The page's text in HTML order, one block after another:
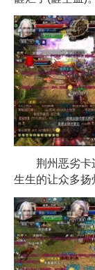
荆州恶劣卡边
生生的让众多扬